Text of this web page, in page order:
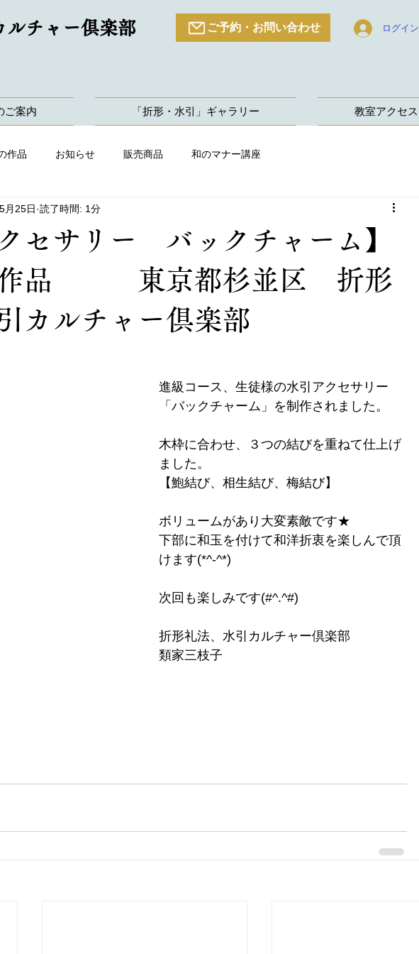
ルチャー倶楽部 ご予約・お問い合わせ ログイン
ご案内 「折形・水引」ギャラリー 教室アクセス
作品 お知らせ 販売商品 和のマナー講座
セサリー バックチャーム】
作品 東京都杉並区 折形
カルチャー倶楽部
月25日 読了時間: 1分
進級コース、生徒様の水引アクセサリー
「バックチャーム」を制作されました。
木枠に合わせ、３つの結びを重ねて仕上げ
ました。
【鮑結び、相生結び、梅結び】
ボリュームがあり大変素敵です★
下部に和玉を付けて和洋折衷を楽しんで頂
けます(*^-^*)
次回も楽しみです(#^.^#)
折形礼法、水引カルチャー倶楽部
類家三枝子